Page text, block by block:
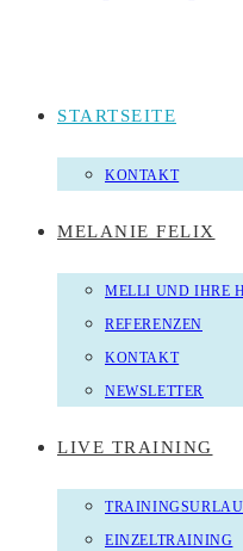
STARTSEITE
KONTAKT
MELANIE FELIX
MELLI UND IHRE
REFERENZEN
KONTAKT
NEWSLETTER
LIVE TRAINING
EINZELTRAINING